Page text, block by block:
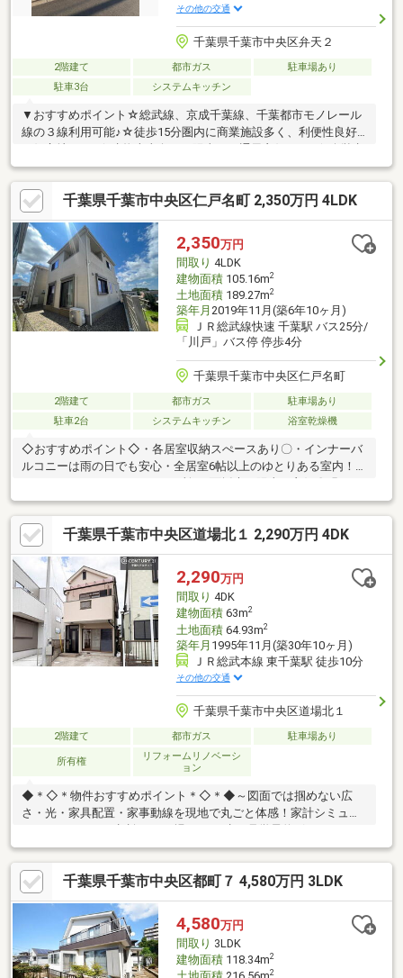
その他の交通
千葉県千葉市中央区弁天２
2階建て 都市ガス
駐車場あり
駐車3台
システムキッチン
▼おすすめポイント☆総武線、京成千葉線、千葉都市モノレール
線の３線利用可能♪☆徒歩15分圏内に商業施設多く、利便性良好
道、本下水、都市ガス♪■更新日現在近隣情報177件あり【公開物
件以外に独自情報ルートによる物件情報多数あり】当社は一般不
動産業者と異なる非公開情報も取り扱っています。金融機関、弁
護士、司法書士、所属NPO団体、地元企業等情報提供による任意
売却物件、相続物件、財産管理物件、法人又は法人役員所有物件
などなかなか物件が見つからない方は 関連リンク欄 から「友の
会」」へご登録下さい。
千葉県千葉市中央区仁戸名町 2,350万円 4LDK
2,350万円
間取り 4LDK
建物面積105.16m2
土地面積189.27m2
築年月 2019年11月(築6年10ヶ月)
ＪＲ総武線快速 千葉駅 バス25分/
「川戸」バス停 停歩4分
千葉県千葉市中央区仁戸名町
2階建て 都市ガス
駐車場あり
駐車2台
システムキッチン 浴室乾燥機
◇おすすめポイント◇・各居室収納スぺースあり〇・インナーバ
ルコニーは雨の日でも安心・全居室6帖以上のゆとりある室内！・
室内♪・リビング16帖で広々ゆとりがあります・カウンターキッ
チンでリビングを見渡す事ができるので、小さなお子様がいても
安心です〇※別途間知ブロック面積約48.58平米も含む189.27平米
の売買となります。〇●ご案内方法●〇ご来店できないお客様はご
指定場所での待ち合わせからのご案内も可能です（無料送迎）
千葉県千葉市中央区道場北１ 2,290万円 4DK
2,290万円
間取り 4DK
建物面積63m2
土地面積64.93m2
築年月 1995年11月(築30年10ヶ月)
ＪＲ総武本線 東千葉駅 徒歩10分
その他の交通
千葉県千葉市中央区道場北１
2階建て 都市ガス 駐車場あり
所有権
リフォームリノベーシ
ョン
◆＊◇＊物件おすすめポイント＊◇＊◆～図面では掴めない広
さ・光・家具配置・家事動線を現地で丸ごと体感！家計シミュレ
ムーズに来場予約～♪◆リフォーム完了しました！いつでも見学
可能♪◇2路線2駅徒歩利用可能！◆徒歩圏内に施設充実の好立地
♪◇収納充実！小屋裏収納付き♪◆いろいろなご希望がございまし
たら、お客様のご要望をどしどしお聞かせください♪弊社の専門ス
タッフがお答えいたします♪『売ったり買ったり・住宅ローンのご
相談・地域の情報等・不動産に関すること』は、不動産のプロフ
ェッショナル・センチュリー21千葉リアルティーへ！
千葉県千葉市中央区都町７ 4,580万円 3LDK
4,580万円
間取り 3LDK
建物面積118.34m2
2